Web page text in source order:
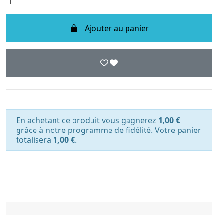
Ajouter au panier
En achetant ce produit vous gagnerez 1,00 €
grâce à notre programme de fidélité. Votre panier
totalisera 1,00 €.